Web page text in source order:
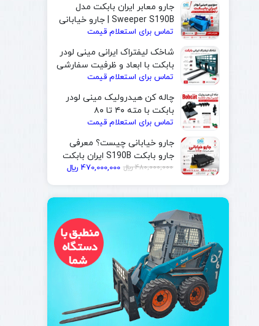
جارو معابر ایران بابکت مدل
Sweeper S190B | جارو خیابانی
و جارو بابکت مخصوص شهرداری
تماس برای استعلام قیمت
شاخک لیفتراک ایرانی مینی لودر
بابکت با ابعاد و ظرفیت سفارشی
| ایران بابکت
تماس برای استعلام قیمت
چاله کن هیدرولیک مینی لودر
بابکت با مته ۴۰ تا ۸۰
سانتی‌متر | ایران بابکت
تماس برای استعلام قیمت
جارو خیابانی چیست؟ معرفی
جارو بابکت S190B ایران بابکت
480,000,000﷼
قیمت
470,000,000 ﷼
قیمت